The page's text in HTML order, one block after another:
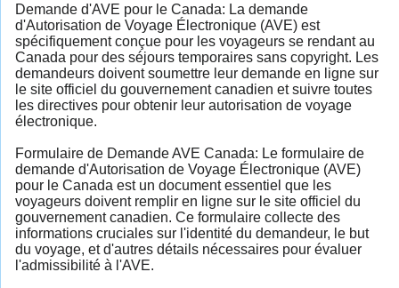
Demande d'AVE pour le Canada: La demande
d'Autorisation de Voyage Électronique (AVE) est
spécifiquement conçue pour les voyageurs se rendant au
Canada pour des séjours temporaires sans copyright. Les
demandeurs doivent soumettre leur demande en ligne sur
le site officiel du gouvernement canadien et suivre toutes
les directives pour obtenir leur autorisation de voyage
électronique.
Formulaire de Demande AVE Canada: Le formulaire de
demande d'Autorisation de Voyage Électronique (AVE)
pour le Canada est un document essentiel que les
voyageurs doivent remplir en ligne sur le site officiel du
gouvernement canadien. Ce formulaire collecte des
informations cruciales sur l'identité du demandeur, le but
du voyage, et d'autres détails nécessaires pour évaluer
l'admissibilité à l'AVE.